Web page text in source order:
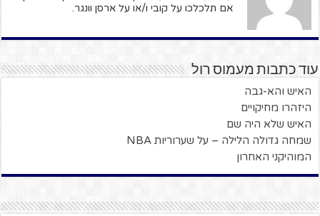
אם תלכלכו על קובי ו/או על ארסן וונגר.
עוד כתבות מעמוס רול
האיש והא-גבה
היזהרו מחיקויים
האיש שלא היה שם
שמחה גדולה הלילה – על שערוריות NBA
המוהיקני האחרון